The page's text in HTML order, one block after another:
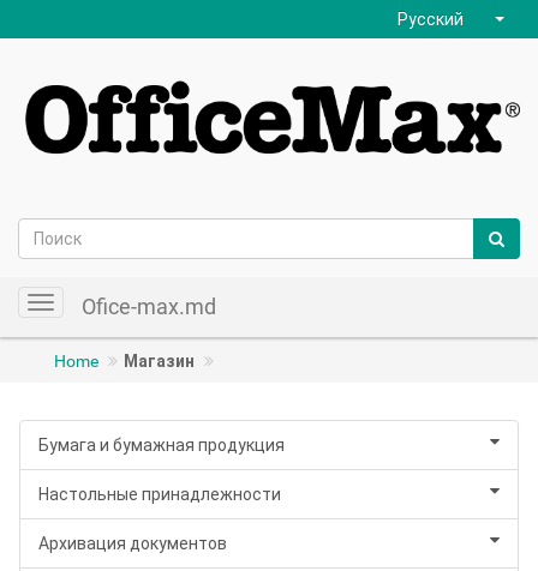
Русский
ToggleOfice-max.md
Home Магазин
Бумага и бумажная продукция
Настольные принадлежности
Архивация документов